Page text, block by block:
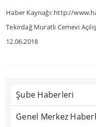
Haber Kaynağı: http://
Tekirdağ Muratlı Cemevi
12.06.2018
Şube Haberleri
Genel Merkez